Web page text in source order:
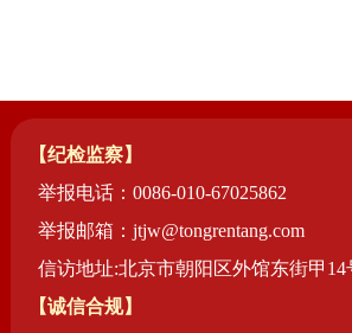
【纪检监察】
举报电话：0086-010-67025862
举报邮箱：jtjw@tongrentang.com
信访地址:北京市朝阳区外馆东街甲14
【诚信合规】